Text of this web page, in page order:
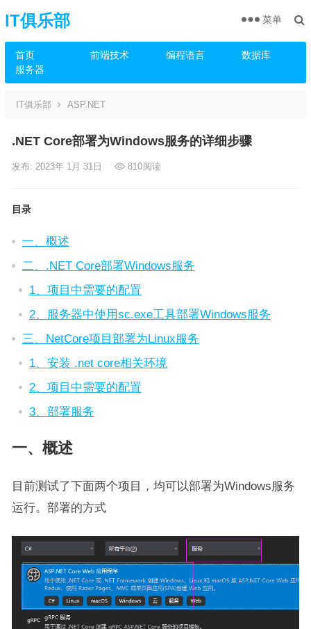
IT俱乐部
首页 前端技术 编程语言
数据库
服务器
菜单
IT俱乐部 ASP.NET
.NET Core部署为Windows服务的详细步骤
发布: 2023年 1月 31日 810阅读
目录
一、概述
二、.NET Core部署Windows服务
1、项目中需要的配置
2、服务器中使用sc.exe工具部署Windows服务
三、NetCore项目部署为Linux服务
1、安装 .net core相关环境
2、项目中需要的配置
3、部署服务
一、概述
目前测试了下面两个项目，均可以部署为Windows服务
运行。部署的方式